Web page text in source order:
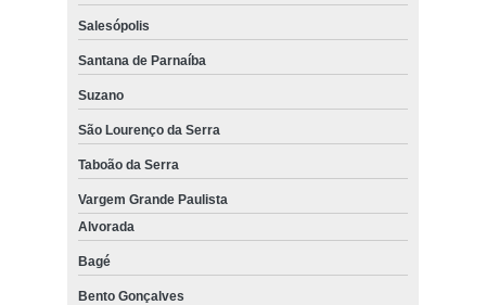
Salesópolis
Santana de Parnaíba
Suzano
São Lourenço da Serra
Taboão da Serra
Vargem Grande Paulista
Alvorada
Bagé
Bento Gonçalves